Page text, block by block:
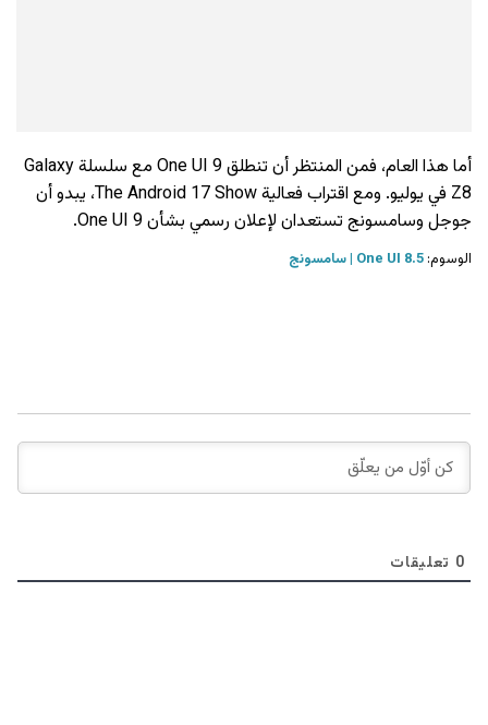
أما هذا العام، فمن المنتظر أن تنطلق One UI 9 مع سلسلة Galaxy
Z8 في يوليو. ومع اقتراب فعالية The Android 17 Show، يبدو أن
جوجل وسامسونج تستعدان لإعلان رسمي بشأن One UI 9.
الوسوم: One UI 8.5 سامسونج
0 تعليقات